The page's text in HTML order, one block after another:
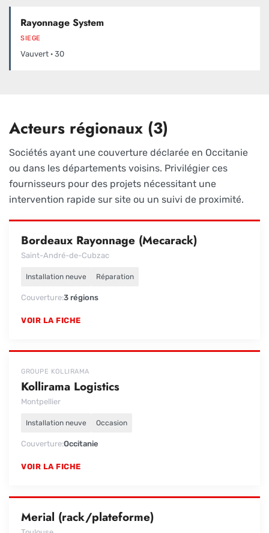
Rayonnage System
SIEGE
Vauvert · 30
Acteurs régionaux (3)
Sociétés ayant une couverture déclarée en Occitanie
ou dans les départements voisins. Privilégier ces
fournisseurs pour des projets nécessitant une
intervention rapide sur site ou un suivi de proximité.
Bordeaux Rayonnage (Mecarack)
Saint-André-de-Cubzac
Installation neuve Réparation
Couverture 3 régions
VOIR LA FICHE
GROUPE KOLLIRAMA
Kollirama Logistics
Montpellier
Installation neuve Occasion
Couverture Occitanie
VOIR LA FICHE
Merial (rack/plateforme)